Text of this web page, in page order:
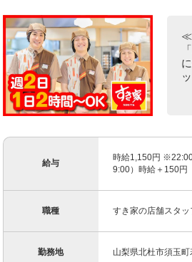
≪
給与
時給1,150円
9:00）時給＋150円
職種 すき家の店舗スタッ
勤務地 山梨県北杜市須玉